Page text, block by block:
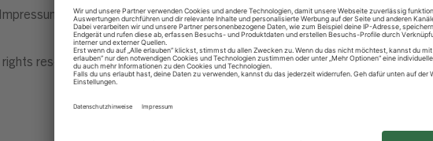
Impressum Privatsphäre-Einstellungen
rights reserved